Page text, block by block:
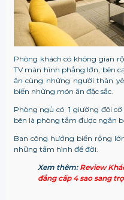
Phòng khách có không gian
TV màn hình phẳng lớn, bên
ăn cùng những người thân
biến những món ăn đặc sắc.
Phòng ngủ có 1 giường đôi
bên là phòng tắm được ngăn
Ban công hướng biển rộng
những tấm hình để đời.
Xem thêm: Review
đẳng cấp 4 sao sang